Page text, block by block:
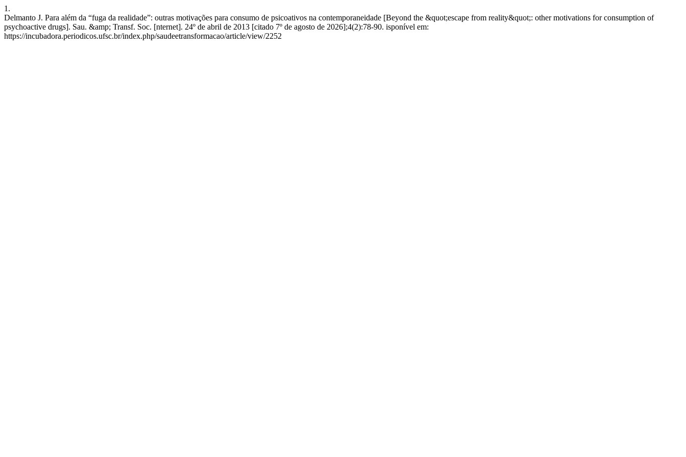
1.
Delmanto J. Para além da “fuga da realidade”: outras motivações para consumo de psicoativos na contemporaneidade [Beyond the &quot;escape from reality&quot;: other motivations for consumption of
psychoactive drugs]. Sau. &amp; Transf. Soc. [nternet]. 24º de abril de 2013 [citado 7º de agosto de 2026];4(2):78-90. isponível em:
https://incubadora.periodicos.ufsc.br/index.php/saudeetransformacao/article/view/2252